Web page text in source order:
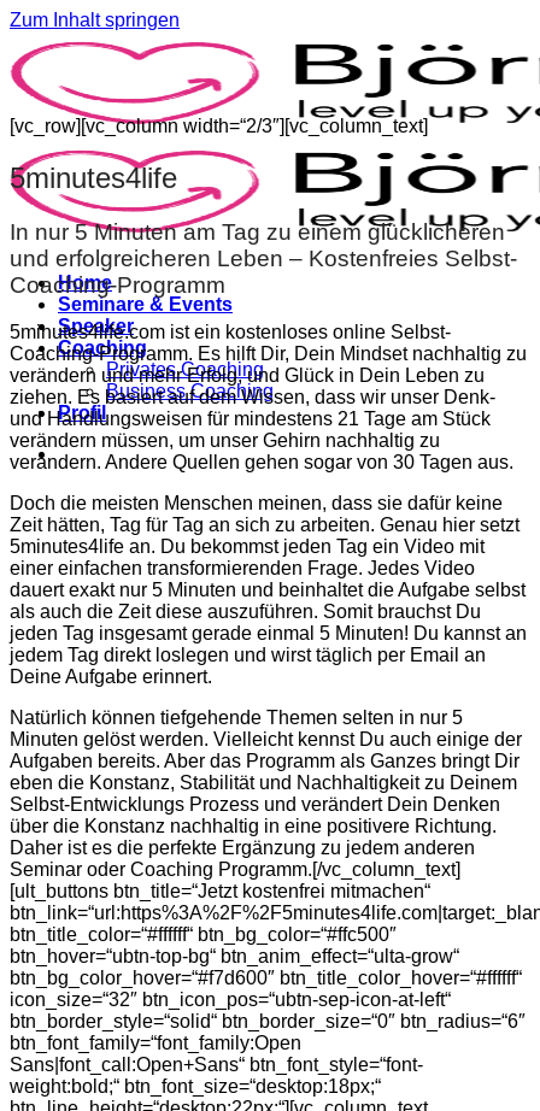
Zum Inhalt springen
Home
Seminare & Events
Speaker
Coaching
Privates Coaching
Business Coaching
Profil
[vc_row][vc_column width=“2/3″][vc_column_text]
5minutes4life
In nur 5 Minuten am Tag zu einem glücklicheren
und erfolgreicheren Leben – Kostenfreies Selbst-
Coaching-Programm
5minutes4life.com ist ein kostenloses online Selbst-
Coaching-Programm. Es hilft Dir, Dein Mindset nachhaltig zu
verändern und mehr Erfolg, und Glück in Dein Leben zu
ziehen. Es basiert auf dem Wissen, dass wir unser Denk-
und Handlungsweisen für mindestens 21 Tage am Stück
verändern müssen, um unser Gehirn nachhaltig zu
verändern. Andere Quellen gehen sogar von 30 Tagen aus.
Doch die meisten Menschen meinen, dass sie dafür keine
Zeit hätten, Tag für Tag an sich zu arbeiten. Genau hier setzt
5minutes4life an. Du bekommst jeden Tag ein Video mit
einer einfachen transformierenden Frage. Jedes Video
dauert exakt nur 5 Minuten und beinhaltet die Aufgabe selbst
als auch die Zeit diese auszuführen. Somit brauchst Du
jeden Tag insgesamt gerade einmal 5 Minuten! Du kannst an
jedem Tag direkt loslegen und wirst täglich per Email an
Deine Aufgabe erinnert.
Natürlich können tiefgehende Themen selten in nur 5
Minuten gelöst werden. Vielleicht kennst Du auch einige der
Aufgaben bereits. Aber das Programm als Ganzes bringt Dir
eben die Konstanz, Stabilität und Nachhaltigkeit zu Deinem
Selbst-Entwicklungs Prozess und verändert Dein Denken
über die Konstanz nachhaltig in eine positivere Richtung.
Daher ist es die perfekte Ergänzung zu jedem anderen
Seminar oder Coaching Programm.[/vc_column_text]
[ult_buttons btn_title=“Jetzt kostenfrei mitmachen“
btn_title_color=“#ffffff“ btn_bg_color=“#ffc500″
btn_hover=“ubtn-top-bg“ btn_anim_effect=“ulta-grow“
btn_bg_color_hover=“#f7d600″ btn_title_color_hover=“#ffffff“
icon_size=“32″ btn_icon_pos=“ubtn-sep-icon-at-left“
btn_border_style=“solid“ btn_border_size=“0″ btn_radius=“6″
btn_font_family=“font_family:Open
Sans|font_call:Open+Sans“ btn_font_style=“font-
weight:bold;“ btn_font_size=“desktop:18px;“